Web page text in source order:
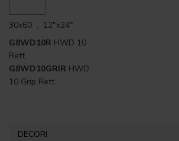
30x60 . 12"x24"
G8WD10R HWD 10
Rett.
G8WD10GRIR HWD
10 Grip Rett.
DECORI